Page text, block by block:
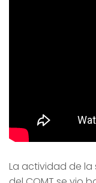
La actividad de